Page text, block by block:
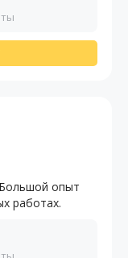
опыт
работах.